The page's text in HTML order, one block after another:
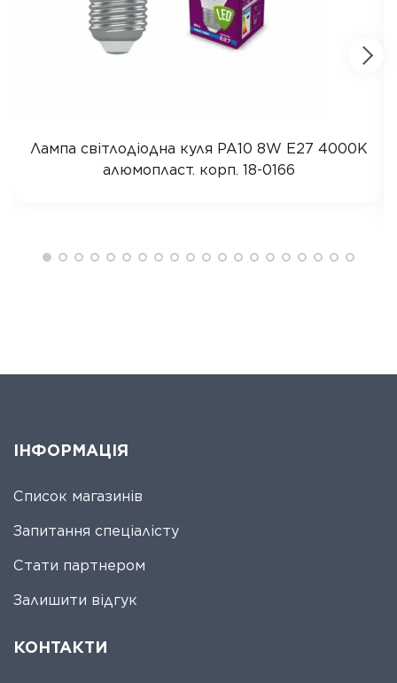
Лампа світлодіодна куля PA10 8W E27 4000K
алюмопласт. корп. 18-0166
ІНФОРМАЦІЯ
Список магазинів
Запитання спеціалісту
Стати партнером
Залишити відгук
КОНТАКТИ